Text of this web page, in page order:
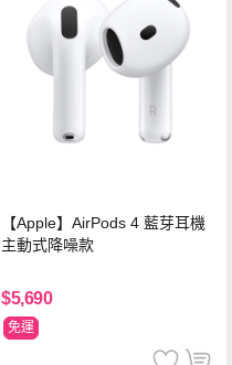
【Apple】AirPods 4 藍芽耳機
主動式降噪款
$5,690
免運